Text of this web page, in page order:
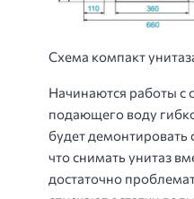
Схема компакт
Начинаются работы с
подающего воду
будет демонтировать
что снимать унитаз
достаточно